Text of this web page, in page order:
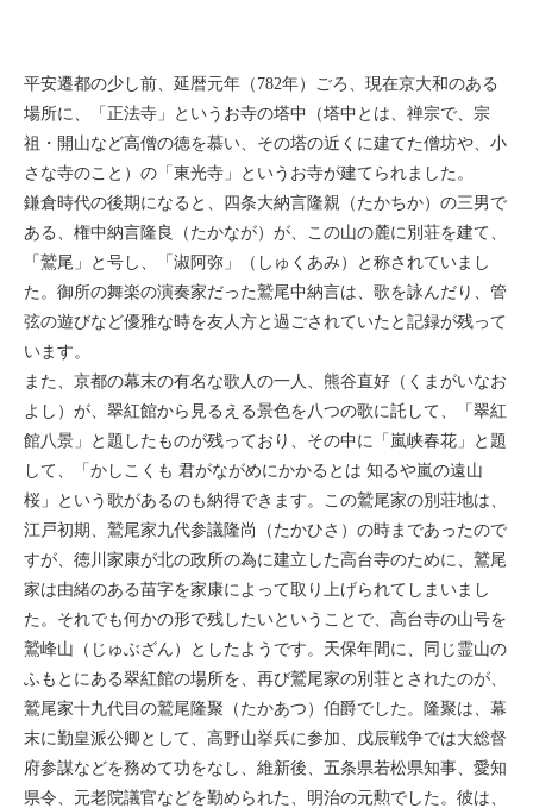
平安遷都の少し前、延暦元年（782年）ごろ、現在京大和のある
場所に、「正法寺」というお寺の塔中（塔中とは、禅宗で、宗
祖・開山など高僧の徳を慕い、その塔の近くに建てた僧坊や、小
さな寺のこと）の「東光寺」というお寺が建てられました。
鎌倉時代の後期になると、四条大納言隆親（たかちか）の三男で
ある、権中納言隆良（たかなが）が、この山の麓に別荘を建て、
「鷲尾」と号し、「淑阿弥」（しゅくあみ）と称されていまし
た。御所の舞楽の演奏家だった鷲尾中納⾔は、歌を詠んだり、管
弦の遊びなど優雅な時を友人方と過ごされていたと記録が残って
います。
また、京都の幕末の有名な歌人の一人、熊谷直好（くまがいなお
よし）が、翠紅館から見るえる景色を八つの歌に託して、「翠紅
館八景」と題したものが残っており、その中に「嵐峡春花」と題
して、「かしこくも 君がながめにかかるとは 知るや嵐の遠山
桜」という歌があるのも納得できます。この鷲尾家の別荘地は、
江戸初期、鷲尾家九代参議隆尚（たかひさ）の時まであったので
すが、徳川家康が北の政所の為に建立した高台寺のために、鷲尾
家は由緒のある苗字を家康によって取り上げられてしまいまし
た。それでも何かの形で残したいということで、⾼台寺の山号を
鷲峰山（じゅぶざん）としたようです。天保年間に、同じ霊山の
ふもとにある翠紅館の場所を、再び鷲尾家の別荘とされたのが、
鷲尾家十九代目の鷲尾隆聚（たかあつ）伯爵でした。隆聚は、幕
末に勤皇派公卿として、高野山挙兵に参加、戊⾠戦争では大総督
府参謀などを務めて功をなし、維新後、五条県若松県知事、愛知
県令、元老院議官などを勤められた、明治の元勲でした。彼は、